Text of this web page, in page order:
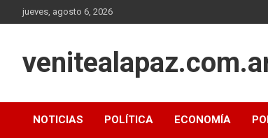
to
jueves, agosto 6, 2026
NOTICIAS POLÍTICA ECONOMÍA